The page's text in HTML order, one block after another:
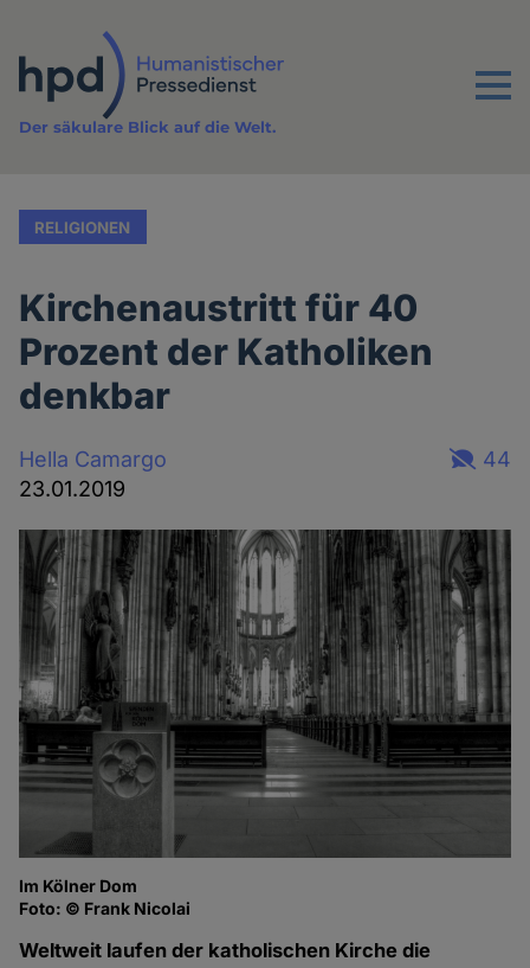
Inhalt
Menu
Der säkulare Blick auf die Welt.
RELIGIONEN
Kirchenaustritt für 40
Prozent der Katholiken
denkbar
Hella Camargo
23.01.2019
44
Im Kölner Dom
Foto: © Frank Nicolai
Weltweit laufen der katholischen Kirche die